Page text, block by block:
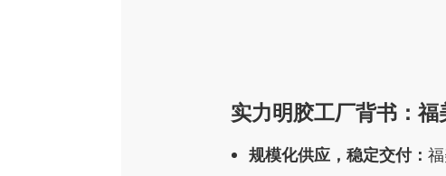
实力明胶工厂背书：
规模化供应，稳定交付：